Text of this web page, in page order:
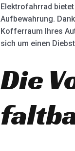
Elektrofahrrad
Aufbewahrung.
Kofferraum Ihres
sich um einen
Die